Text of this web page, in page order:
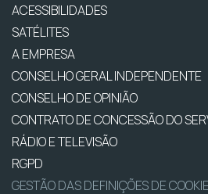
ACESSIBILIDADES
SATÉLITES
A EMPRESA
CONSELHO GERAL INDEPENDENTE
CONSELHO DE OPINIÃO
CONTRATO DE CONCESSÃO DO
RÁDIO E TELEVISÃO
RGPD
GESTÃO DAS DEFINIÇÕES DE